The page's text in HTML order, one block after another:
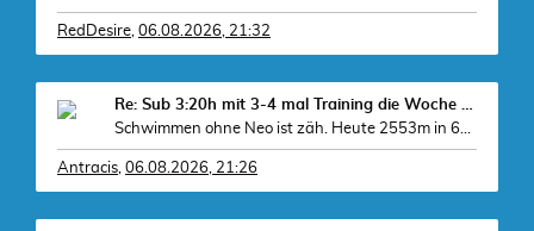
RedDesire, 06.08.2026, 21:32
Re: Sub 3:20h mit 3-4 mal Training die Woche machb
Schwimmen ohne Neo ist zäh. Heute 2553m in 67 Minu
Antracis, 06.08.2026, 21:26